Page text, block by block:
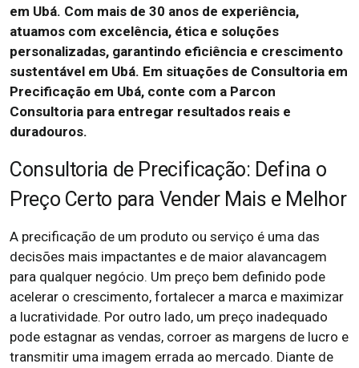
em Ubá. Com mais de 30 anos de experiência,
atuamos com excelência, ética e soluções
personalizadas, garantindo eficiência e crescimento
sustentável em Ubá. Em situações de Consultoria em
Precificação em Ubá, conte com a Parcon
Consultoria para entregar resultados reais e
duradouros.
Consultoria de Precificação: Defina o
Preço Certo para Vender Mais e Melhor
A precificação de um produto ou serviço é uma das
decisões mais impactantes e de maior alavancagem
para qualquer negócio. Um preço bem definido pode
acelerar o crescimento, fortalecer a marca e maximizar
a lucratividade. Por outro lado, um preço inadequado
pode estagnar as vendas, corroer as margens de lucro e
transmitir uma imagem errada ao mercado. Diante de